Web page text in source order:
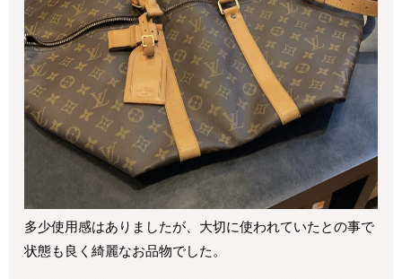
多少使用感はありましたが、大切に使われていたとの事で
状態も良く綺麗なお品物でした。